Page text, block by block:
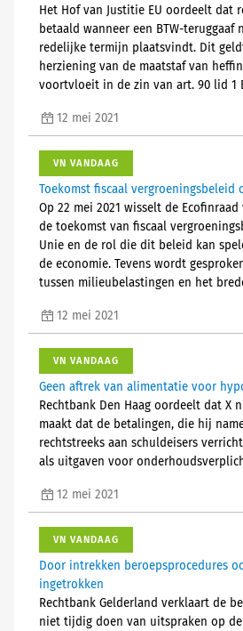
Het Hof van Justitie EU oordeelt dat
betaald wanneer een BTW-teruggaaf
redelijke termijn plaatsvindt. Dit
herziening van de maatstaf van
voortvloeit in de zin van art. 90 lid 1
12 mei 2021
VN VANDAAG
Toekomst fiscaal vergroeningsbeleid
Op 22 mei 2021 wisselt de
de toekomst van fiscaal
Unie en de rol die dit beleid kan
de economie. Tevens wordt
tussen milieubelastingen en het
12 mei 2021
VN VANDAAG
Geen aftrek van alimentatie voor
Rechtbank Den Haag oordeelt dat X
maakt dat de betalingen, die hij
rechtstreeks aan schuldeisers
als uitgaven voor
12 mei 2021
VN VANDAAG
Door intrekken beroepsprocedures
ingetrokken
Rechtbank Gelderland verklaart de
niet tijdig doen van uitspraken op